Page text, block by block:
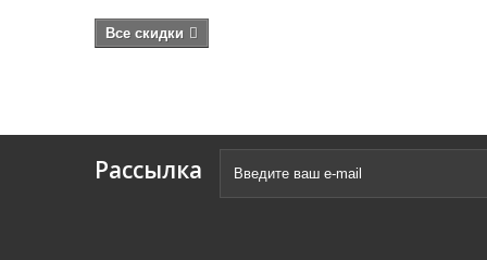
Все скидки
Рассылка